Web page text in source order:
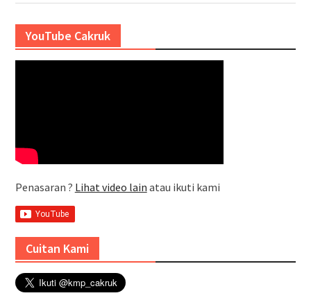
YouTube Cakruk
Penasaran ? Lihat video lain atau ikuti kami
Cuitan Kami